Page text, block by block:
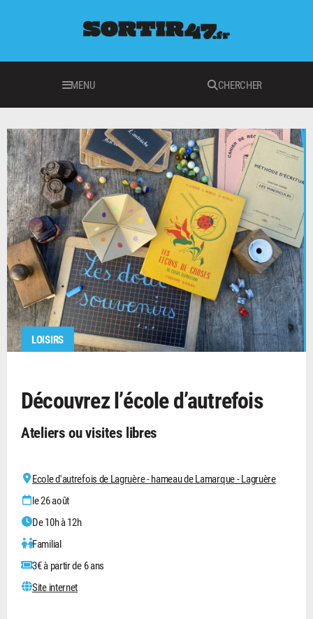
MENU CHERCHER
LOISIRS
Découvrez l’école d’autrefois
Ateliers ou visites libres
Ecole d'autrefois de Lagruère - hameau de Lamarque - Lagruère
le 26 août
De 10h à 12h
Familial
3€ à partir de 6 ans
Site internet